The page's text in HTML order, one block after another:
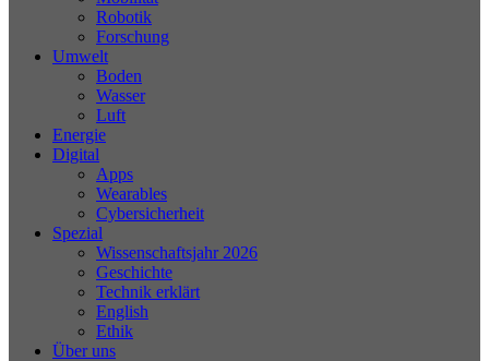
Robotik
Forschung
Umwelt
Boden
Wasser
Luft
Energie
Digital
Apps
Wearables
Cybersicherheit
Spezial
Wissenschaftsjahr 2026
Geschichte
Technik erklärt
English
Ethik
Über uns